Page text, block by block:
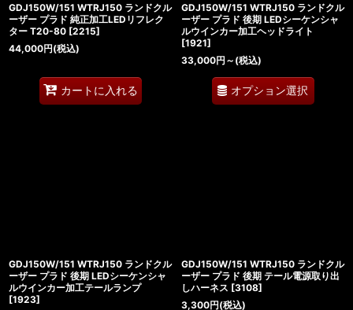
GDJ150W/151 WTRJ150 ランドクル
ーザー プラド 純正加工LEDリフレク
ター T20-80 [2215]
44,000円(税込)
カートに入れる
GDJ150W/151 WTRJ150 ランドクル
ーザー プラド 後期 LEDシーケンシャ
ルウインカー加工ヘッドライト
[1921]
33,000円 ～ (税込)
オプション選択
GDJ150W/151 WTRJ150 ランドクル
ーザー プラド 後期 LEDシーケンシャ
ルウインカー加工テールランプ
[1923]
GDJ150W/151 WTRJ150 ランドクル
ーザー プラド 後期 テール電源取り出
しハーネス [3108]
3,300円(税込)